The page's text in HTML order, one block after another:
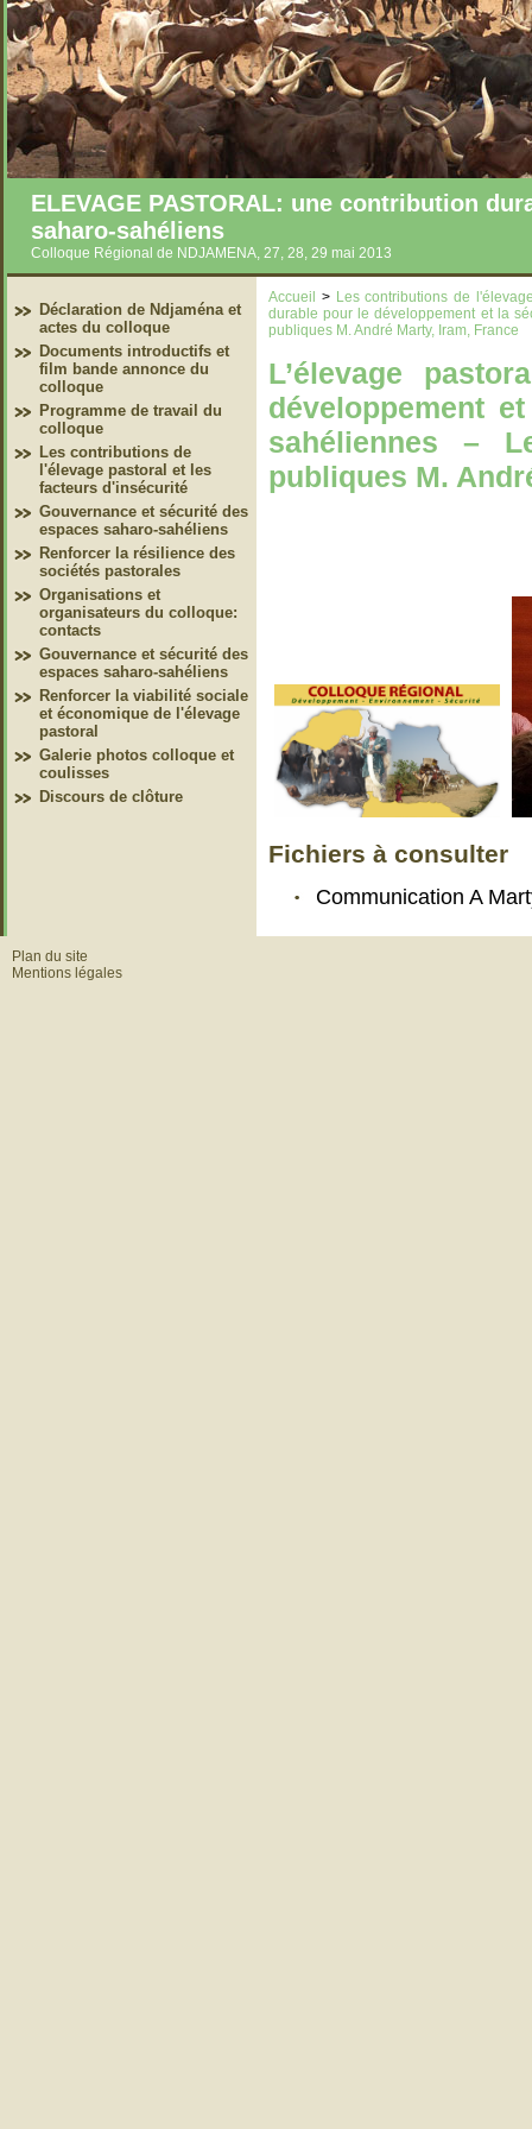
ELEVAGE PASTORAL: une contribution
saharo-sahéliens
Colloque Régional de NDJAMENA, 27, 28, 29 mai 2013
Déclaration de Ndjaména et
actes du colloque
Documents introductifs et
film bande annonce du
colloque
Programme de travail du
colloque
Les contributions de
l'élevage pastoral et les
facteurs d'insécurité
Gouvernance et sécurité des
espaces saharo-sahéliens
Renforcer la résilience des
sociétés pastorales
Organisations et
organisateurs du colloque:
contacts
Gouvernance et sécurité des
espaces saharo-sahéliens
Renforcer la viabilité sociale
et économique de l'élevage
pastoral
Galerie photos colloque et
coulisses
Discours de clôture
Accueil > Les contributions de
durable pour le développement et la
publiques M. André Marty, Iram, France
L’élevage
développement
sahéliennes –
publiques M.
Fichiers à consulter
Communication A
Plan du site
Mentions légales